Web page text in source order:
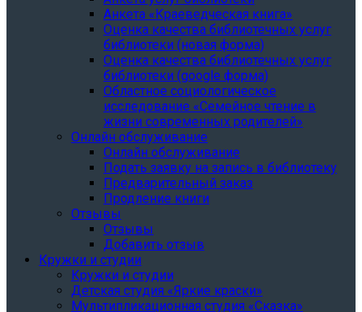
Анкета «Краеведческая книга»
Oценка качества библиотечных услуг
библиотеки (новая форма)
Oценка качества библиотечных услуг
библиотеки (google форма)
Областное социологическое
исследование «Семейное чтение в
жизни современных родителей»
Онлайн обслуживание
Онлайн обслуживание
Подать заявку на запись в библиотеку
Предварительный заказ
Продление книги
Отзывы
Отзывы
Добавить отзыв
Кружки и студии
Кружки и студии
Детская студия «Яркие краски»
Мультипликационная студия «Сказка»